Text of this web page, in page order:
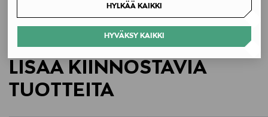
HYLKÄÄ KAIKKI
HYVÄKSY KAIKKI
Bestseller Wholesale Finland Oy
Digitaalinen osoite
LISÄÄ KIINNOSTAVIA
TUOTTEITA